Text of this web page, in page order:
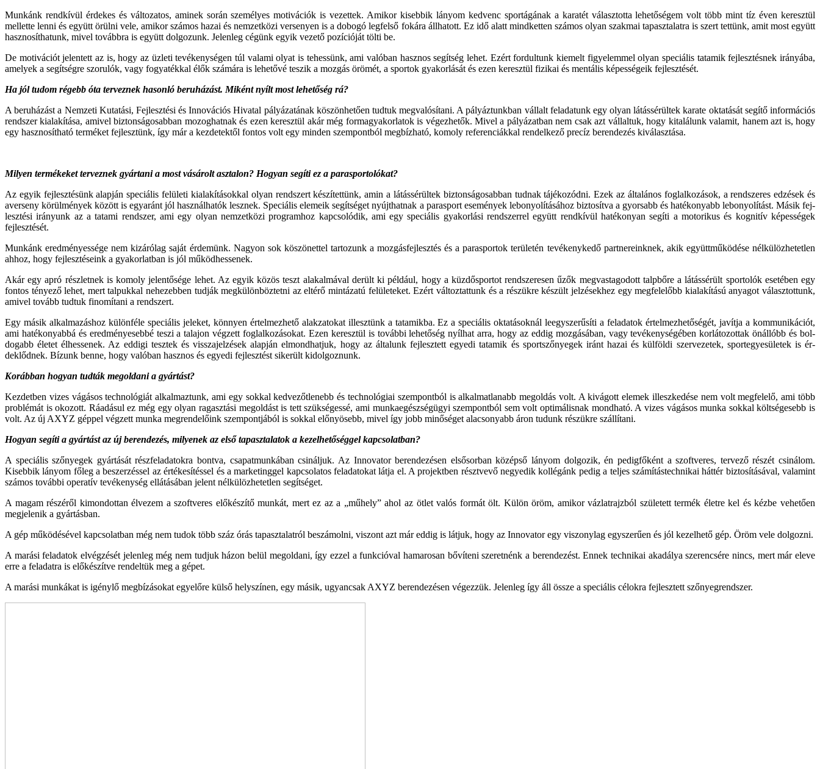
Munkánk rendkívül érdekes és változatos, aminek so­rán személyes motivációk is vezettek. Amikor kisebbik lányom kedvenc sportágának a karatét választotta le­hetőségem volt több mint tíz éven keresztül
mellette lenni és együtt örülni vele, amikor számos hazai és nemzetközi versenyen is a dobogó legfelső fokára áll­hatott. Ez idő alatt mindketten számos olyan szakmai tapasztalatra is szert tettünk, amit most együtt
hasz­nosíthatunk, mivel továbbra is együtt dolgozunk. Jelen­leg cégünk egyik vezető pozícióját tölti be.
De motivációt jelentett az is, hogy az üzleti tevékenysé­gen túl valami olyat is tehessünk, ami valóban hasznos segítség lehet. Ezért fordultunk kiemelt figyelemmel olyan speciális tatamik fejlesztésnek irányába,
ame­lyek a segítségre szorulók, vagy fogyatékkal élők szá­mára is lehetővé teszik a mozgás örömét, a sportok gyakorlását és ezen keresztül fizikai és mentális képes­ségeik fejlesztését.
Ha jól tudom régebb óta terveznek hasonló beruházást. Miként nyílt most lehetőség rá?
A beruházást a Nemzeti Kutatási, Fejlesztési és In­novációs Hivatal pályázatának köszönhetően tudtuk megvalósítani. A pályáztunkban vállalt feladatunk egy olyan látássérültek karate oktatását segítő információs
rendszer kialakítása, amivel biztonságosabban mozog­hatnak és ezen keresztül akár még formagyakorlatok is végezhetők. Mivel a pályázatban nem csak azt vál­laltuk, hogy kitalálunk valamit, hanem azt is, hogy
egy hasznosítható terméket fejlesztünk, így már a kezde­tektől fontos volt egy minden szempontból megbízha­tó, komoly referenciákkal rendelkező precíz berende­zés kiválasztása.
Milyen termékeket terveznek gyártani a most vásárolt asztalon? Hogyan segíti ez a parasportolókat?
Az egyik fejlesztésünk alapján speciális felületi kiala­kításokkal olyan rendszert készítettünk, amin a látás­sérültek biztonságosabban tudnak tájékozódni. Ezek az általános foglalkozások, a rendszeres edzések és
averseny körülmények között is egyaránt jól használha­tók lesznek. Speciális elemeik segítséget nyújthatnak a parasport események lebonyolításához biztosítva a gyorsabb és hatékonyabb lebonyolítást. Másik fej­
lesztési irányunk az a tatami rendszer, ami egy olyan nemzetközi programhoz kapcsolódik, ami egy speciá­lis gyakorlási rendszerrel együtt rendkívül hatékonyan segíti a motorikus és kognitív képességek
fejlesztését.
Munkánk eredményessége nem kizárólag saját érde­münk. Nagyon sok köszönettel tartozunk a mozgás­fejlesztés és a parasportok területén tevékenykedő partnereinknek, akik együttműködése nélkülözhetet­len
ahhoz, hogy fejlesztéseink a gyakorlatban is jól működhessenek.
Akár egy apró részletnek is komoly jelentősége lehet. Az egyik közös teszt alakalmával derült ki például, hogy a küzdősportot rendszeresen űzők megvasta­godott talpbőre a látássérült sportolók esetében egy
fontos tényező lehet, mert talpukkal nehezebben tud­ják megkülönböztetni az eltérő mintázatú felületeket. Ezért változtattunk és a részükre készült jelzésekhez egy megfelelőbb kialakítású anyagot választottunk,
amivel tovább tudtuk finomítani a rendszert.
Egy másik alkalmazáshoz különféle speciális jeleket, könnyen értelmezhető alakzatokat illesztünk a tata­mikba. Ez a speciális oktatásoknál leegyszerűsíti a fel­adatok értelmezhetőségét, javítja a kommunikációt,
ami hatékonyabbá és eredményesebbé teszi a tala­jon végzett foglalkozásokat. Ezen keresztül is további lehetőség nyílhat arra, hogy az eddig mozgásában, vagy tevékenységében korlátozottak önállóbb és bol­
dogabb életet élhessenek. Az eddigi tesztek és vis­szajelzések alapján elmondhatjuk, hogy az általunk fejlesztett egyedi tatamik és sportszőnyegek iránt hazai és külföldi szervezetek, sportegyesületek is ér­
deklődnek. Bízunk benne, hogy valóban hasznos és egyedi fejlesztést sikerült kidolgoznunk.
Korábban hogyan tudták megoldani a gyártást?
Kezdetben vizes vágásos technológiát alkalmaztunk, ami egy sokkal kedvezőtlenebb és technológiai szem­pontból is alkalmatlanabb megoldás volt. A kivágott elemek illeszkedése nem volt megfelelő, ami több
problémát is okozott. Ráadásul ez még egy olyan ragasztási megoldást is tett szükségessé, ami mun­kaegészségügyi szempontból sem volt optimálisnak mondható. A vizes vágásos munka sokkal költsége­sebb is
volt. Az új AXYZ géppel végzett munka meg­rendelőink szempontjából is sokkal előnyösebb, mivel így jobb minőséget alacsonyabb áron tudunk részük­re szállítani.
Hogyan segíti a gyártást az új berendezés, milyenek az első tapasztalatok a kezelhetőséggel kapcsolatban?
A speciális szőnyegek gyártását részfeladatokra bont­va, csapatmunkában csináljuk. Az Innovator berende­zésen elsősorban középső lányom dolgozik, én pedigfőként a szoftveres, tervező részét csinálom.
Kisebbik lányom főleg a beszerzéssel az értékesítéssel és a mar­ketinggel kapcsolatos feladatokat látja el. A projektben résztvevő negyedik kollégánk pedig a teljes számítás­technikai háttér biztosításával, valamint
számos továb­bi operatív tevékenység ellátásában jelent nélkülözhe­tetlen segítséget.
A magam részéről kimondottan élvezem a szoftveres előkészítő munkát, mert ez az a „műhely” ahol az öt­let valós formát ölt. Külön öröm, amikor vázlatrajzból született termék életre kel és kézbe vehetően
megjele­nik a gyártásban.
A gép működésével kapcsolatban még nem tudok több száz órás tapasztalatról beszámolni, viszont azt már eddig is látjuk, hogy az Innovator egy viszonylag egyszerűen és jól kezelhető gép. Öröm vele dolgozni.
A marási feladatok elvégzését jelenleg még nem tud­juk házon belül megoldani, így ezzel a funkcióval ha­marosan bővíteni szeretnénk a berendezést. Ennek technikai akadálya szerencsére nincs, mert már eleve
erre a feladatra is előkészítve rendeltük meg a gépet.
A marási munkákat is igénylő megbízásokat egyelőre külső helyszínen, egy másik, ugyancsak AXYZ berende­zésen végezzük. Jelenleg így áll össze a speciális célok­ra fejlesztett szőnyegrendszer.